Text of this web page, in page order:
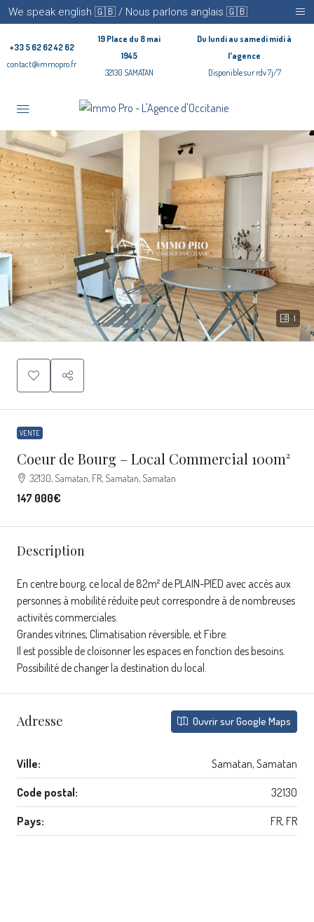
We speak english 🇬🇧 / Nous parlons anglais 🇬🇧
+33 5 62 62 42 62
contact@immopro.fr
19 Place du 8 mai
1945
32130 SAMATAN
Du lundi au samedi midi à
l'agence
Disponible sur rdv 7j/7
1
VENTE
Coeur de Bourg – Local Commercial 100m²
32130, Samatan, FR, Samatan, Samatan
147 000€
Description
En centre bourg, ce local de 82m² de PLAIN-PIED avec accès aux
personnes à mobilité réduite peut correspondre à de nombreuses
activités commerciales.
Grandes vitrines, Climatisation réversible, et Fibre.
Il est possible de cloisonner les espaces en fonction des besoins.
Possibilité de changer la destination du local.
Adresse Ouvrir sur Google Maps
Ville: Samatan, Samatan
Code postal: 32130
Pays: FR, FR